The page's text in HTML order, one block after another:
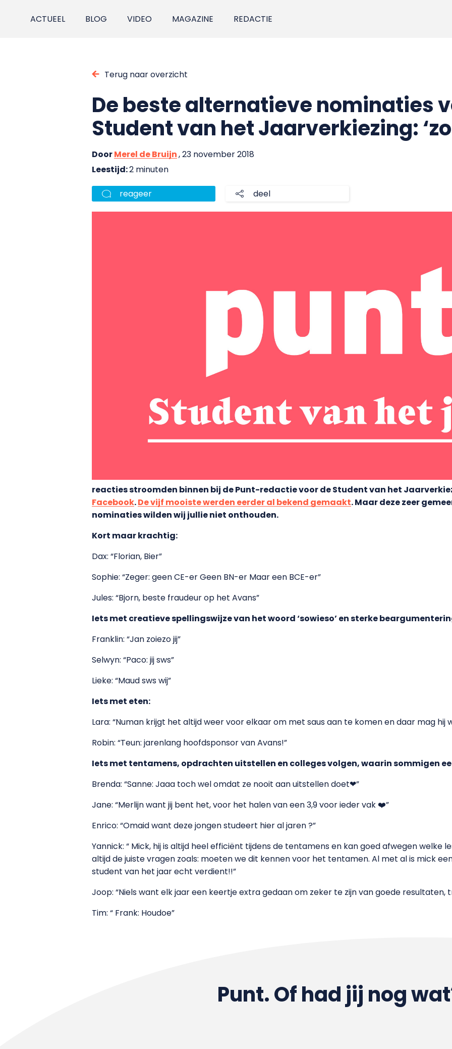
ACTUEEL BLOG VIDEO MAGAZINE REDACTIE
Terug naar overzicht
De beste alternatieve nominaties
Student van het Jaarverkiezing:
DoorMerel de Bruijn, 23 november 2018
Leestijd:2 minuten
reageer deel
reacties stroomden binnen bij de Punt-redactievoor de Student van het
Facebook.De vijf mooiste werden eerder al bekend gemaakt. Maar deze zeer
nominaties wilden wij jullie niet onthouden.
Kort maar krachtig:
Dax: “Florian, Bier”
Sophie: “Zeger: geen CE-er Geen BN-er Maar een BCE-er”
Jules: “Bjorn, beste fraudeur op het Avans”
Iets met creatieve spellingswijze van het woord ‘sowieso’ en sterke
Franklin: “Jan zoiezo jij”
Selwyn: “Paco: jij sws”
Lieke: “Maud sws wij”
Iets met eten:
Lara: “Numan krijgt het altijd weer voor elkaar om met saus aan te komen en daar mag hij
Robin: “Teun: jarenlang hoofdsponsor van Avans!”
Iets met tentamens, opdrachten uitstellen en colleges volgen, waarin sommigen
Brenda: “Sanne: Jaaa toch wel omdat ze nooit aan uitstellen doet❤”
Jane: “Merlijn want jij bent het, voor het halen van een 3,9 voor ieder vak ❤️”
Enrico: “Omaid want deze jongen studeert hier al jaren ?”
Yannick: “ Mick, hij is altijd heel efficiënt tijdens de tentamens en kan goed afwegen welke
altijd de juiste vragen zoals: moeten we dit kennen voor het tentamen. Al met al is mick
student van het jaar echt verdient!!”
Joop: “Niels want elk jaar een keertje extra gedaan om zeker te zijn van goede resultaten,
Tim: “ Frank: Houdoe”
Punt. Of had jij nog